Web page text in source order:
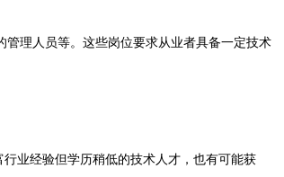
理人员等。这些岗位要求从业者具备一定技术
业经验但学历稍低的技术人才，也有可能获